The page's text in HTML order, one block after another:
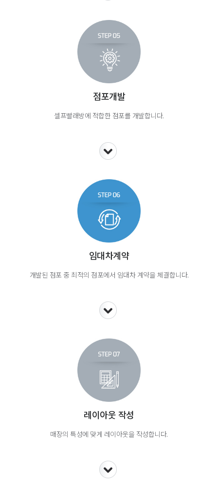
점포개발
셀프빨래방에 적합한 점포를 개발합니다.
임대차계약
개발된 점포 중 최적의 점포에서 임대차 계약을 체결합니다.
레이아웃 작성
매장의 특성에 맞게 레이아웃을 작성합니다.